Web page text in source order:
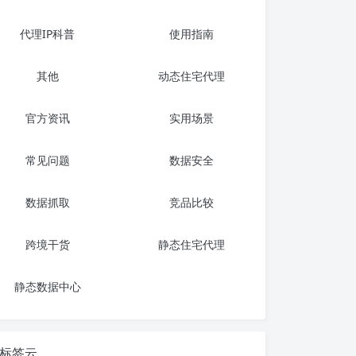
代理IP科普 使用指南
其他 动态住宅代理
官方资讯 实用场景
常见问题 数据安全
数据抓取 竞品比较
跨境干货 静态住宅代理
静态数据中心